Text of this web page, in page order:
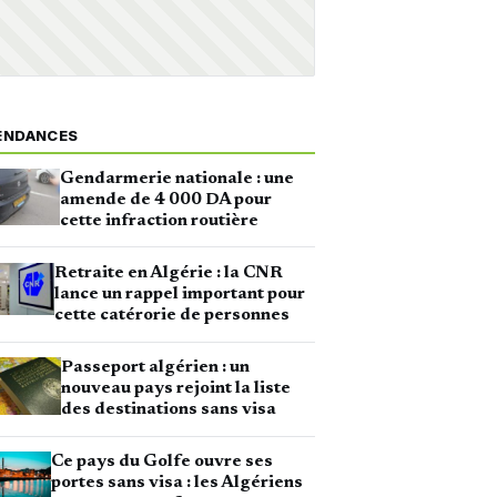
Gendarmerie nationale : une
amende de 4 000 DA pour
cette infraction routière
Retraite en Algérie : la CNR
lance un rappel important pour
cette catérorie de personnes
Passeport algérien : un
nouveau pays rejoint la liste
des destinations sans visa
Ce pays du Golfe ouvre ses
portes sans visa : les Algériens